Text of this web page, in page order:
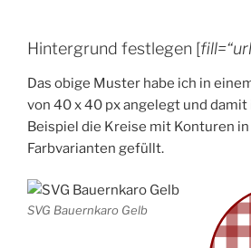
Hintergrund festlegen [
Das obige Muster habe ich in
von 40 x 40 px angelegt und
Beispiel die Kreise mit Konturen
Farbvarianten gefüllt.
SVG Bauernkaro Gelb